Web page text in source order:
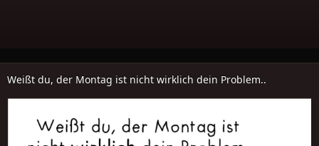
Weißt du, der Montag ist nicht wirklich dein Problem..